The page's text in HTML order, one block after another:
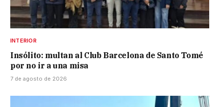
INTERIOR
Insólito: multan al Club Barcelona de Santo Tomé
por no ir a una misa
7 de agosto de 2026